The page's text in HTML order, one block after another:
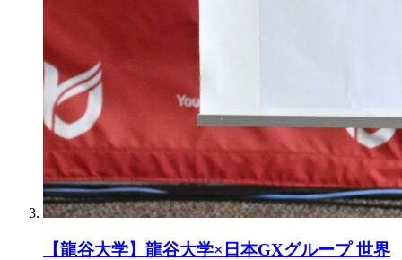
【龍谷大学】龍谷大学×日本GXグループ 世界